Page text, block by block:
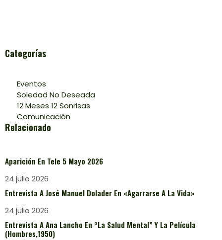
Categorías
Eventos
Soledad No Deseada
12 Meses 12 Sonrisas
Comunicación
Relacionado
Aparición En Tele 5 Mayo 2026
24 julio 2026
Entrevista A José Manuel Dolader En «Agarrarse A La Vida»
24 julio 2026
Entrevista A Ana Lancho En “La Salud Mental” Y La Película
(Hombres,1950)